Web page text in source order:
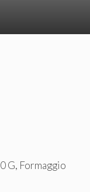
G, Formaggio